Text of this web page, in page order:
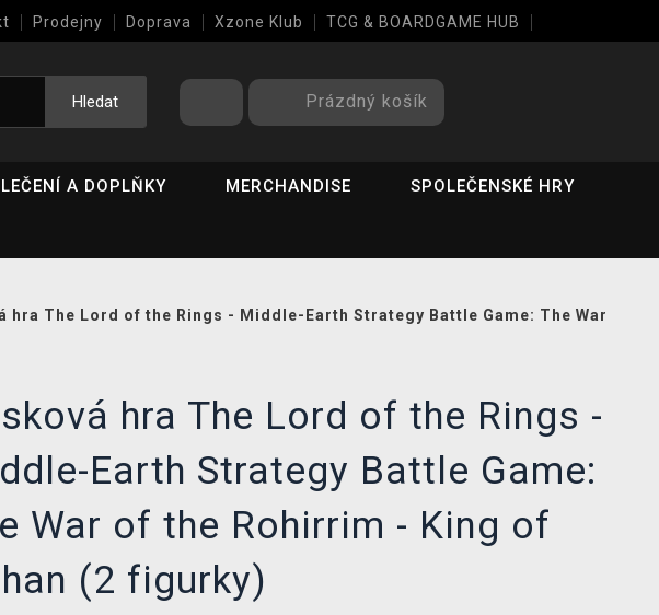
Prodejny Doprava Xzone Klub TCG & BOARDGAME HUB
Hledat Prázdný košík
A DOPLŇKY MERCHANDISE SPOLEČENSKÉ HRY
hra The Lord of the Rings - Middle-Earth Strategy Battle Game: The War
hra The Lord of the Rings -
Earth Strategy Battle Game:
War of the Rohirrim - King of
(2 figurky)